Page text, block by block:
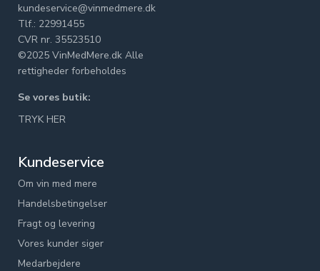
kundeservice@vinmedmere.dk
Tlf.: 22991455
CVR nr. 35523510
©2025 VinMedMere.dk Alle
rettigheder forbeholdes
Se vores butik:
TRYK HER
Kundeservice
Om vin med mere
Handelsbetingelser
Fragt og levering
Vores kunder siger
Medarbejdere